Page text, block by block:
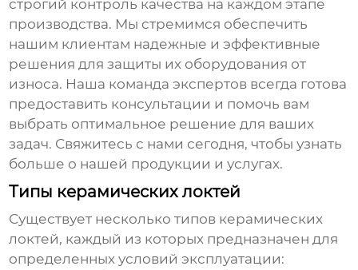
строгий контроль качества на каждом этапе
производства. Мы стремимся обеспечить
нашим клиентам надежные и эффективные
решения для защиты их оборудования от
износа. Наша команда экспертов всегда готова
предоставить консультации и помочь вам
выбрать оптимальное решение для ваших
задач. Свяжитесь с нами сегодня, чтобы узнать
больше о нашей продукции и услугах.
Типы керамических локтей
Существует несколько типов керамических
локтей, каждый из которых предназначен для
определенных условий эксплуатации: